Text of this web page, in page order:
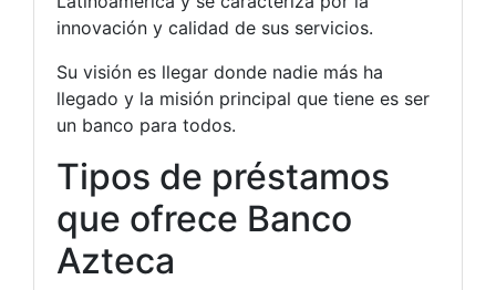
innovación y calidad de sus servicios.
Su visión es llegar donde nadie más ha
llegado y la misión principal que tiene es ser
un banco para todos.
Tipos de préstamos
que ofrece Banco
Azteca